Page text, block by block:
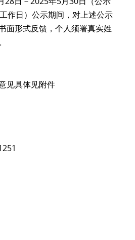
作日）公示期间，对上述公示
面形式反馈，个人须署真实姓
见具体见附件